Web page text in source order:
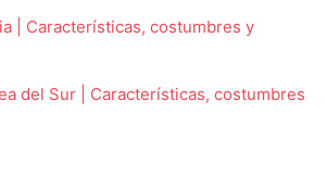
| Características, costumbres y
del Sur | Características, costumbres